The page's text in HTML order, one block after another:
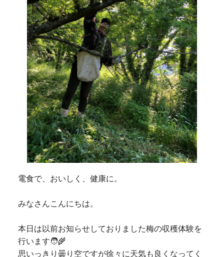
電食で、おいしく、健康に。
みなさんこんにちは。
本日は以前お知らせしておりました梅の収穫体験を
行います🧑‍🌾
思いっきり曇り空ですが徐々に天気も良くなってく